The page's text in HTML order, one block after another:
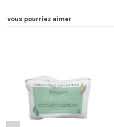
vous pourriez aimer